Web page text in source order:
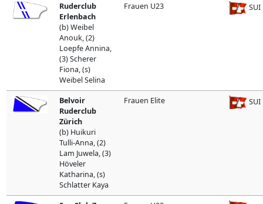
Ruderclub
Erlenbach
(b) Weibel
Anouk, (2)
Loepfe Annina,
(3) Scherer
Fiona, (s)
Weibel Selina
Frauen U23 SUI
Belvoir
Ruderclub
Zürich
(b) Huikuri
Tulli-Anna, (2)
Lam Juwela, (3)
Höveler
Katharina, (s)
Schlatter Kaya
Frauen Elite SUI